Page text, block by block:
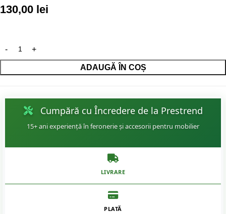
130,00 lei
ADAUGĂ ÎN COȘ
Cumpără cu Încredere de la Prestrend
15+ ani experiență în feronerie și accesorii pentru mobilier
LIVRARE
PLATĂ